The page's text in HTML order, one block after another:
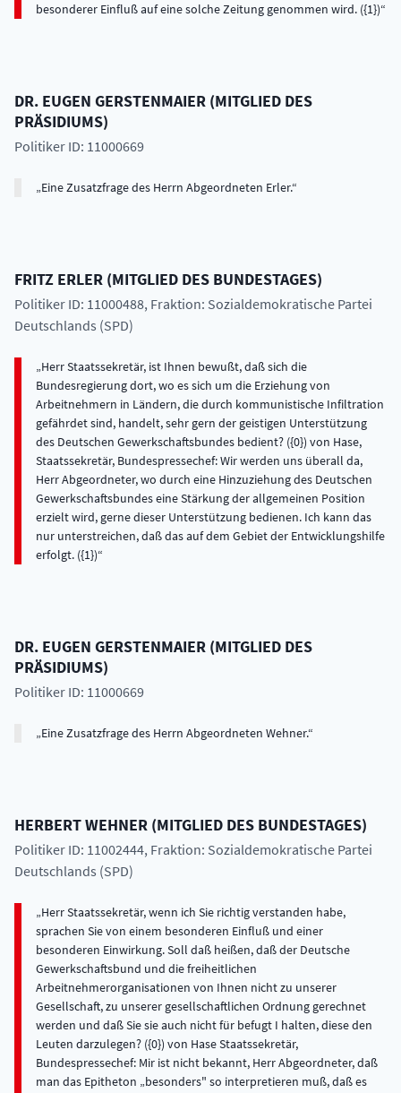
besonderer Einfluß auf eine solche Zeitung genommen wird. ({1})
DR. EUGEN GERSTENMAIER (MITGLIED DES
PRÄSIDIUMS)
Politiker ID: 11000669
Eine Zusatzfrage des Herrn Abgeordneten Erler.
FRITZ ERLER (MITGLIED DES BUNDESTAGES)
Politiker ID: 11000488, Fraktion: Sozialdemokratische Partei
Deutschlands (SPD)
Herr Staatssekretär, ist Ihnen bewußt, daß sich die
Bundesregierung dort, wo es sich um die Erziehung von
Arbeitnehmern in Ländern, die durch kommunistische Infiltration
gefährdet sind, handelt, sehr gern der geistigen Unterstützung
des Deutschen Gewerkschaftsbundes bedient? ({0}) von Hase,
Staatssekretär, Bundespressechef: Wir werden uns überall da,
Herr Abgeordneter, wo durch eine Hinzuziehung des Deutschen
Gewerkschaftsbundes eine Stärkung der allgemeinen Position
erzielt wird, gerne dieser Unterstützung bedienen. Ich kann das
nur unterstreichen, daß das auf dem Gebiet der Entwicklungshilfe
erfolgt. ({1})
DR. EUGEN GERSTENMAIER (MITGLIED DES
PRÄSIDIUMS)
Politiker ID: 11000669
Eine Zusatzfrage des Herrn Abgeordneten Wehner.
HERBERTWEHNER (MITGLIED DES BUNDESTAGES)
Politiker ID: 11002444, Fraktion: Sozialdemokratische Partei
Deutschlands (SPD)
Herr Staatssekretär, wenn ich Sie richtig verstanden habe,
sprachen Sie von einem besonderen Einfluß und einer
besonderen Einwirkung. Soll daß heißen, daß der Deutsche
Gewerkschaftsbund und die freiheitlichen
Arbeitnehmerorganisationen von Ihnen nicht zu unserer
Gesellschaft, zu unserer gesellschaftlichen Ordnung gerechnet
werden und daß Sie sie auch nicht für befugt I halten, diese den
Leuten darzulegen? ({0}) von Hase Staatssekretär,
Bundespressechef: Mir ist nicht bekannt, Herr Abgeordneter, daß
man das Epitheton „besonders" so interpretieren muß, daß es